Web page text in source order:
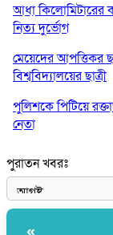
আধা কিলোমিটারের
নিত্য দুর্ভোগ
মেয়েদের আপত্তিকর
বিশ্ববিদ্যালয়ের ছাত্রী
পুলিশকে পিটিয়ে
নেতা
পাঁচ দেশি মাছে মিলল
বাংলাদেশী
পুরাতন খবরঃ